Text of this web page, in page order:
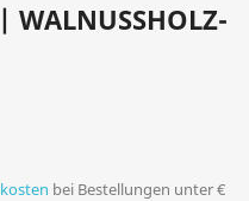
WALNUSSHOLZ-
bei Bestellungen unter €